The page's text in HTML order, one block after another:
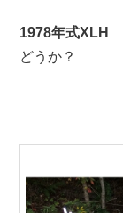
1978年式XLH
どうか？